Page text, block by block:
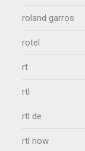
roland garros
rotel
rt
rtl
rtl de
rtl now